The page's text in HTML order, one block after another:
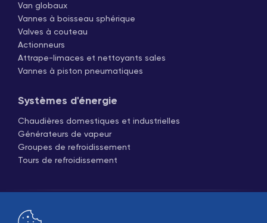
Van globaux
Vannes à boisseau sphérique
Valves à couteau
Actionneurs
Attrape-limaces et nettoyants sales
Vannes à piston pneumatiques
Systèmes d'énergie
Chaudières domestiques et industrielles
Générateurs de vapeur
Groupes de refroidissement
Tours de refroidissement